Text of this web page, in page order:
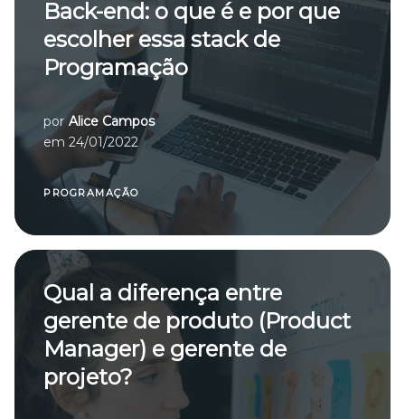
Back-end: o que é e por que
escolher essa stack de
Programação
por Alice Campos
em 24/01/2022
PROGRAMAÇÃO
Qual a diferença entre
gerente de produto (Product
Manager) e gerente de
projeto?